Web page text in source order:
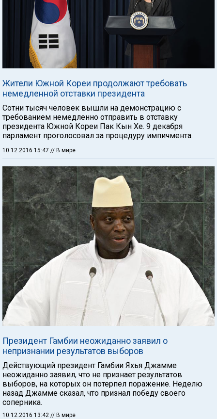
Жители Южной Кореи продолжают требовать
немедленной отставки президента
Сотни тысяч человек вышли на демонстрацию с
требованием немедленно отправить в отставку
президента Южной Кореи Пак Кын Хе. 9 декабря
парламент проголосовал за процедуру импичмента.
10.12.2016 15:47 // В мире
Президент Гамбии неожиданно заявил о
непризнании результатов выборов
Действующий президент Гамбии Яхья Джамме
неожиданно заявил, что не признает результатов
выборов, на которых он потерпел поражение. Неделю
назад Джамме сказал, что признал победу своего
соперника.
10.12.2016 13:42 // В мире